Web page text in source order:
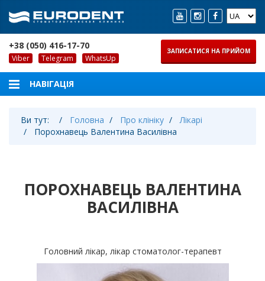
+38 (050) 416-17-70
Viber Telegram WhatsUp
ЗАПИСАТИСЯ НА ПРИЙОМ
Ви тут: Головна Про клініку
Лікарі
Порохнавець Валентина Василівна
ПОРОХНАВЕЦЬ ВАЛЕНТИНА
ВАСИЛІВНА
Головний лікар, лікар стоматолог-терапевт